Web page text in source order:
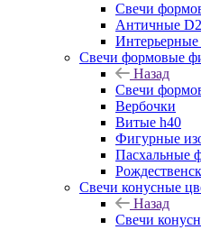
Свечи
Античные
Свечи формовые
Назад
Свечи
Вербочки
Витые h40
Фигурные
Пасхальные
Свечи конусные
Назад
Свечи